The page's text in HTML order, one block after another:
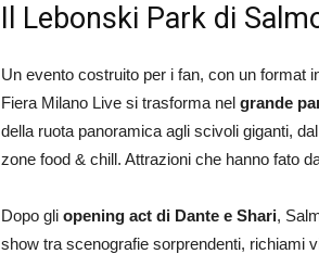
Il Lebonski Park di
Un evento costruito per i fan, con un format
Fiera Milano Live si trasforma nel grande
della ruota panoramica agli scivoli giganti,
zone food & chill. Attrazioni che hanno fato
Dopo gli opening act di Dante e Shari,
show tra scenografie sorprendenti, richiami